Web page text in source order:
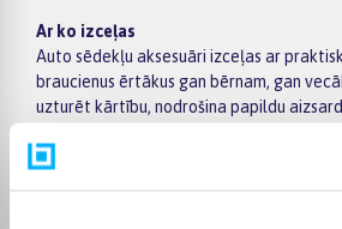
Ar ko izceļas
Auto sēdekļu aksesuāri izceļas ar
braucienus ērtākus gan bērnam, gan
uzturēt kārtību, nodrošina papildu
Daudzi aksesuāri ir veidoti tā, lai būtu